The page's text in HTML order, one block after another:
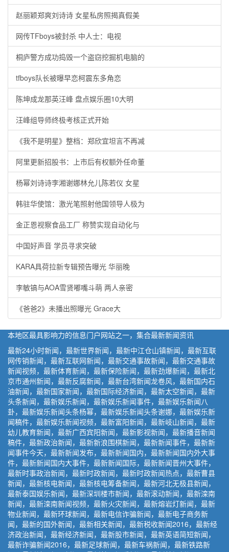
赵丽颖郑爽刘诗诗 女星私房照揭真假美
网传TFboys被封杀 中人士：电视
桐庐警方成功捣毁一个盗窃挖掘机电脑的
tfboys队长被曝早恋柯震东多角恋
陈坤成龙那英汪峰 盘点娱乐圈10大明
汪峰组导师终极考核正式开始
《我不是明星》整档：郑欣宜坦言不再减
阿里更新招股书：上市后有权额外任命董
杨幂刘诗诗李湘谢娜林允儿陈若仪 女星
韩驻华使馆：激光笔照射他国领导人极为
金正恩视察食品工厂 称赞实现自动化与
中国好声音 学员寻求突破
KARA具荷拉新专辑预告曝光 华丽晚
李敏镐与AOA雪贤嘟嘴斗萌 两人亲密
《爸爸2》未播出照曝光 Grace大
本地区最具影响力的信息门户网站之一，集合最新新闻资讯
最新24小时新闻，最新世界新闻，最新中江仓山镇新闻，最新互联
网传销新闻，最新互联网新闻，最新交通事故新闻，最新交通事故
新闻视频，最新体育新闻，最新保险新闻，最新劲爆新闻，最新北
京市通州新闻，最新反腐新闻，最新台湾新闻龙卷风，最新国内石
油新闻，最新国家新闻，最新国际经济新闻，最新太空新闻，最新
头条新闻，最新娱乐新闻，最新娱乐新闻事件，最新娱乐新闻八
卦，最新娱乐新闻头条杨幂，最新娱乐新闻头条谢娜，最新娱乐新
闻稿件，最新娱乐新闻视频，最新富阳新闻，最新岐山新闻，最新
幼儿教育新闻，最新广西宾阳新闻，最新影视新闻，最新播音新闻
稿件，最新政治新闻，最新新浪围棋新闻，最新新闻事件，最新新
闻事件今天，最新新闻发布，最新新闻国内，最新新闻国内外大事
件，最新新闻国内大事件，最新新闻国际，最新新闻晋州大事件，
最新时事政治新闻，最新时政新闻，最新时政新闻热点，最新曹县
新闻，最新核电新闻，最新核电筹备新闻，最新河北无极县新闻，
最新泰国娱乐新闻，最新深圳楼市新闻，最新滚动新闻，最新滦南
新闻，最新滦南新闻视频，最新火灾新闻，最新熔岩灯新闻，最新
物业新闻，最新环球新闻，最新电信诈骗新闻，最新电子商务新
闻，最新的国外新闻，最新相关新闻，最新税收新闻2016，最新经
济政治新闻，最新经济新闻，最新股市新闻，最新英语简短新闻，
最新诈骗新闻2016，最新足球新闻，最新车祸新闻，最新铁路新